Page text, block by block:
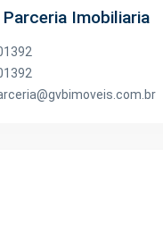
Parceria Imobiliaria